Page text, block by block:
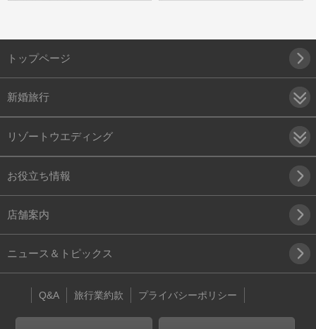
トップページ
新婚旅行
リゾートウエディング
お役立ち情報
店舗案内
ニュース＆トピックス
Q&A 旅行業約款 プライバシーポリシー